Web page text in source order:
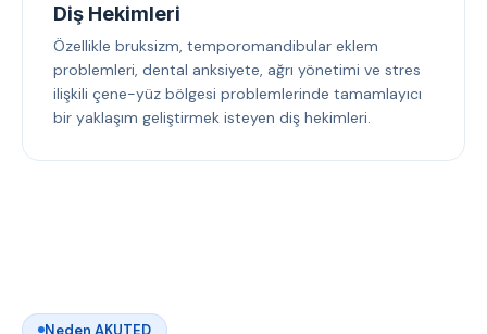
Diş Hekimleri
Özellikle bruksizm, temporomandibular eklem
problemleri, dental anksiyete, ağrı yönetimi ve stres
ilişkili çene-yüz bölgesi problemlerinde tamamlayıcı
bir yaklaşım geliştirmek isteyen diş hekimleri.
Neden AKUTED